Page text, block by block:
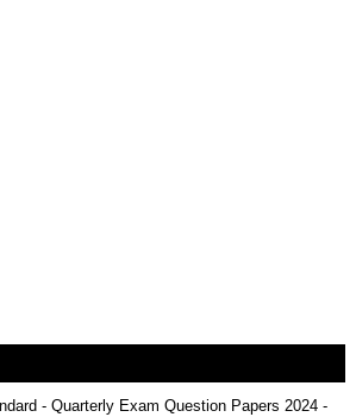
- Quarterly Exam Question Papers 2024 -